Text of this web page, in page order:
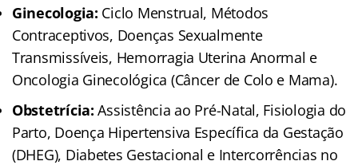
Ginecologia: Ciclo Menstrual, Métodos
Contraceptivos, Doenças Sexualmente
Transmissíveis, Hemorragia Uterina Anormal e
Oncologia Ginecológica (Câncer de Colo e Mama).
Obstetrícia: Assistência ao Pré-Natal, Fisiologia do
Parto, Doença Hipertensiva Específica da Gestação
(DHEG), Diabetes Gestacional e Intercorrências no